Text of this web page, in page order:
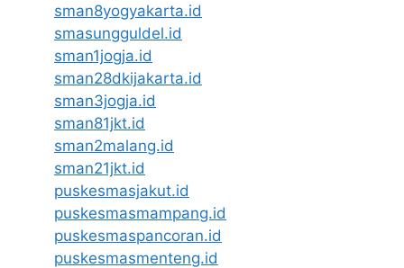
sman8yogyakarta.id
smasungguldel.id
sman1jogja.id
sman28dkijakarta.id
sman3jogja.id
sman81jkt.id
sman2malang.id
sman21jkt.id
puskesmasjakut.id
puskesmasmampang.id
puskesmaspancoran.id
puskesmasmenteng.id